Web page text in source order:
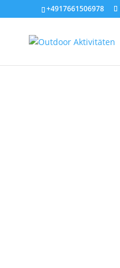
+4917661506978